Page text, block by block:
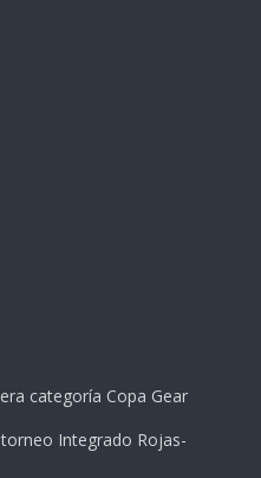
categoría Copa Gear
Integrado Rojas-